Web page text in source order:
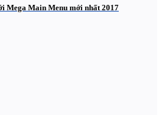
Mega Main Menu mới nhất 2017